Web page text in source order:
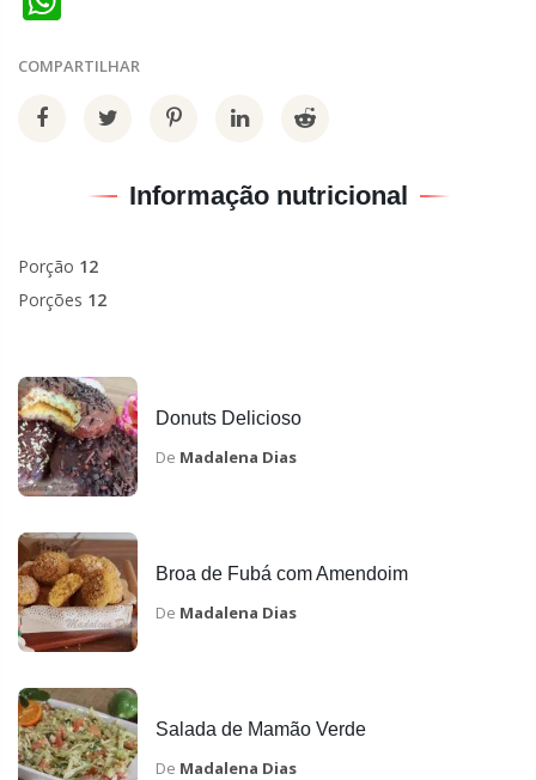
COMPARTILHAR
Informação nutricional
Porção 12
Porções 12
Donuts Delicioso
De Madalena Dias
Broa de Fubá com Amendoim
De Madalena Dias
Salada de Mamão Verde
De Madalena Dias